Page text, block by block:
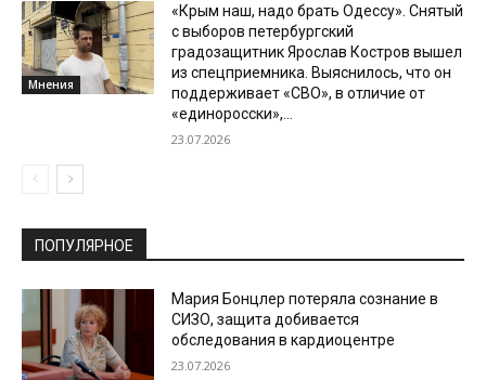
Мнения
«Крым наш, надо брать Одессу». Снятый
с выборов петербургский
градозащитник Ярослав Костров вышел
из спецприемника. Выяснилось, что он
поддерживает «СВО», в отличие от
«единоросски»,...
23.07.2026
ПОПУЛЯРНОЕ
Мария Бонцлер потеряла сознание в
СИЗО, защита добивается
обследования в кардиоцентре
23.07.2026